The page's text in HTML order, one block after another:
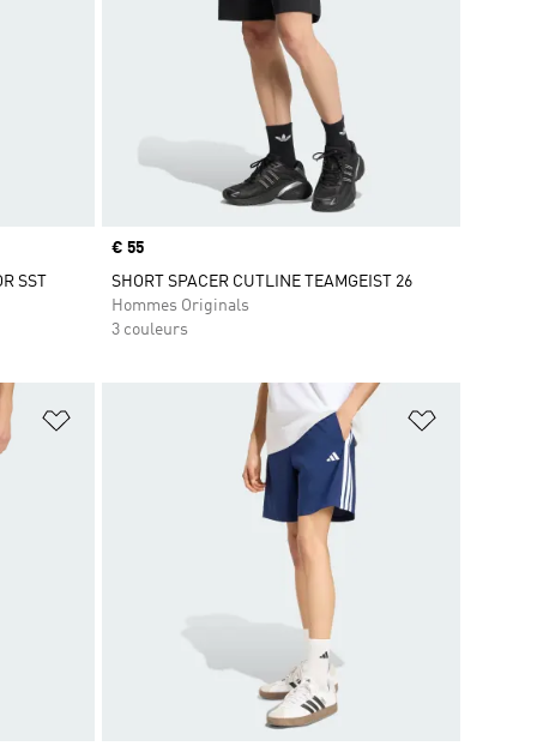
SST
Prix
€ 55
SHORT SPACER CUTLINE TEAMGEIST 26
Hommes Originals
3 couleurs
Ajouter à la Liste de produits favoris